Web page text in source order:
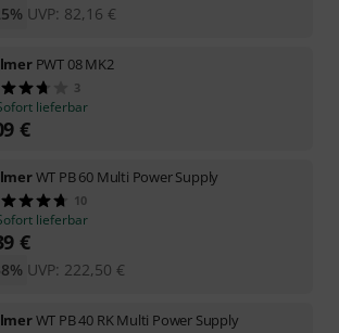
UVP: 82,16 €
PWT 08 MK2
3
lieferbar
€
WT PB 60 Multi Power Supply
10
lieferbar
€
UVP: 222,50 €
WT PB 40 RK Multi Power Supply